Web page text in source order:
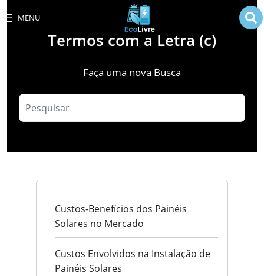
MENU
Termos com a Letra (c)
Faça uma nova Busca
Custos-Benefícios dos Painéis
Solares no Mercado
Custos Envolvidos na Instalação de
Painéis Solares